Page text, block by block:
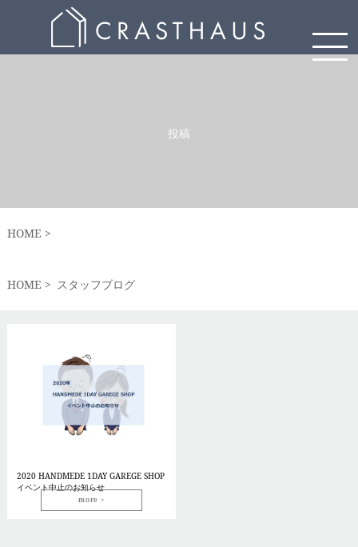
投稿
HOME
HOME スタッフブログ
2020 HANDMEDE 1DAY GAREGE SHOP
イベント中止のお知らせ
more